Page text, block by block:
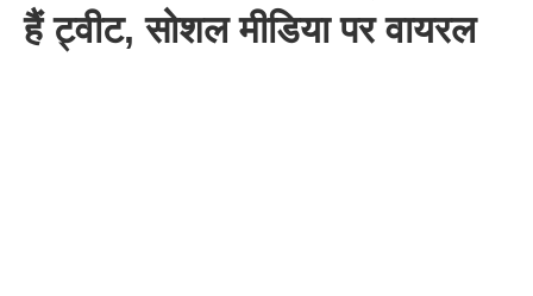
हैं ट्वीट, सोशल मीडिया पर वायरल